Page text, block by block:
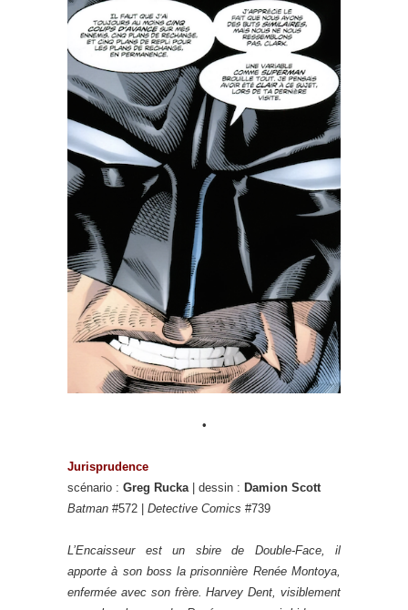
•
Jurisprudence
scénario : Greg Rucka | dessin : Damion Scott
Batman #572 | Detective Comics #739
L’Encaisseur est un sbire de Double-Face, il
apporte à son boss la prisonnière Renée Montoya,
enfermée avec son frère. Harvey Dent, visiblement